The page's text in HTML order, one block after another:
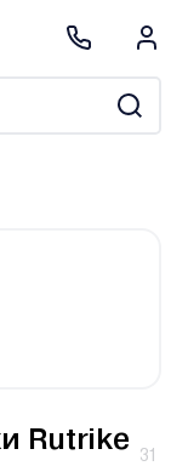
Rutrike 31